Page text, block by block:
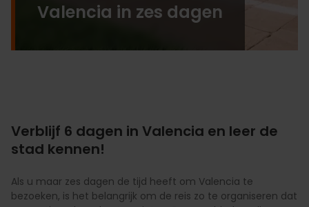
Valencia in zes dagen
Verblijf 6 dagen in Valencia en leer de
stad kennen!
Als u maar zes dagen de tijd heeft om Valencia te
bezoeken, is het belangrijk om de reis zo te organiseren dat